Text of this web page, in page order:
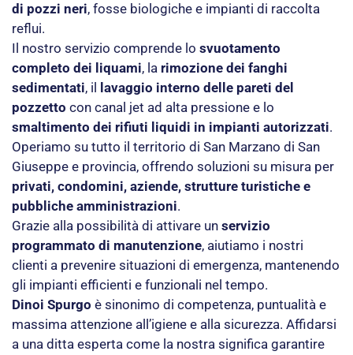
di pozzi neri, fosse biologiche e impianti di raccolta
reflui.
Il nostro servizio comprende lo svuotamento
completo dei liquami, la rimozione dei fanghi
sedimentati, il
lavaggio interno delle pareti del
pozzetto con canal jet ad alta pressione e lo
smaltimento dei rifiuti liquidi in impianti autorizzati.
Operiamo su tutto il territorio di San Marzano di San
Giuseppe e provincia, offrendo soluzioni su misura per
privati, condomini, aziende, strutture turistiche e
pubbliche amministrazioni.
Grazie alla possibilità di attivare un servizio
programmato di manutenzione, aiutiamo i nostri
clienti a prevenire situazioni di emergenza, mantenendo
gli impianti efficienti e funzionali nel tempo.
Dinoi Spurgo è sinonimo di competenza, puntualità e
massima attenzione all’igiene e alla sicurezza. Affidarsi
a una ditta esperta come la nostra significa garantire